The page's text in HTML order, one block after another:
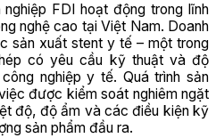
FDI hoạt động trong lĩnh
nghệ cao tại Việt Nam. Doanh
sản xuất stent y tế – một trong
có yêu cầu kỹ thuật và độ
nghiệp y tế. Quá trình sản
được kiểm soát nghiêm ngặt
độ, độ ẩm và các điều kiện kỹ
sản phẩm đầu ra.